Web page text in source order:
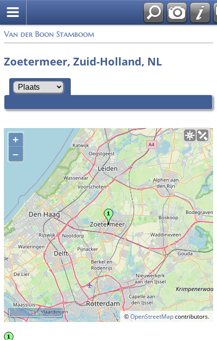
Van der Boon Stamboom
Zoetermeer, Zuid-Holland, NL
+
–
©OpenStreetMapcontributors.
10 km